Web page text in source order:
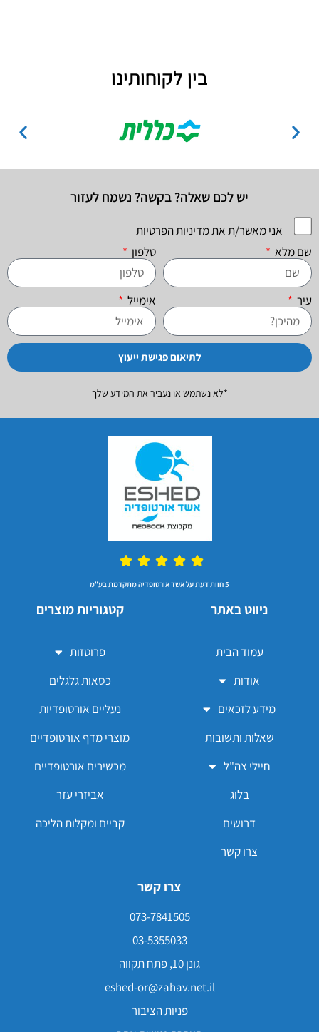
בין לקוחותינו
יש לכם שאלה? בקשה? נשמח לעזור
אני מאשר/ת את מדיניות הפרטיות
שם מלא
טלפון
עיר אימייל
לתיאום פגישת ייעוץ
*לא נשתמש או נעביר את המידע שלך
5 חוות דעת על אשד אורטופדיה מתקדמת בע"מ
ניווט באתר
עמוד הבית
אודות
מידע לזכאים
שאלות ותשובות
חיילי צה"ל
בלוג
דרושים
צרו קשר
קטגוריות מוצרים
פרוטזות
כסאות גלגלים
נעליים אורטופדיות
מוצרי מדף אורטופדיים
מכשירים אורטופדיים
אביזרי עזר
קביים ומקלות הליכה
צרו קשר
073-7841505
03-5355033
גונן 10, פתח תקווה
eshed-or@zahav.net.il
פניות הציבור